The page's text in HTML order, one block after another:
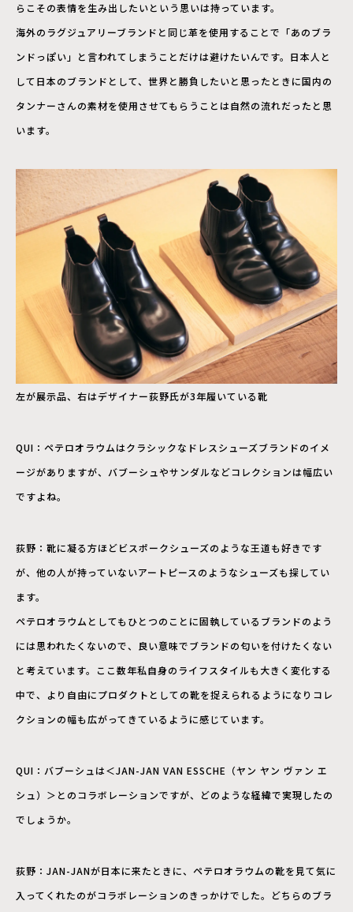
らこその表情を生み出したいという思いは持っています。
海外のラグジュアリーブランドと同じ革を使用することで「あのブラ
ンドっぽい」と言われてしまうことだけは避けたいんです。日本人と
して日本のブランドとして、世界と勝負したいと思ったときに国内の
タンナーさんの素材を使用させてもらうことは自然の流れだったと思
います。
左が展示品、右はデザイナー荻野氏が3年履いている靴
QUI：ペテロオラウムはクラシックなドレスシューズブランドのイメ
ージがありますが、バブーシュやサンダルなどコレクションは幅広い
ですよね。
荻野：靴に凝る方ほどビスポークシューズのような王道も好きです
が、他の人が持っていないアートピースのようなシューズも探してい
ます。
ペテロオラウムとしてもひとつのことに固執しているブランドのよう
には思われたくないので、良い意味でブランドの匂いを付けたくない
と考えています。ここ数年私自身のライフスタイルも大きく変化する
中で、より自由にプロダクトとしての靴を捉えられるようになりコレ
クションの幅も広がってきているように感じています。
QUI：バブーシュは＜JAN-JAN VAN ESSCHE（ヤン ヤン ヴァン エ
シュ）＞とのコラボレーションですが、どのような経緯で実現したの
でしょうか。
荻野：JAN-JANが日本に来たときに、ペテロオラウムの靴を見て気に
入ってくれたのがコラボレーションのきっかけでした。どちらのブラ